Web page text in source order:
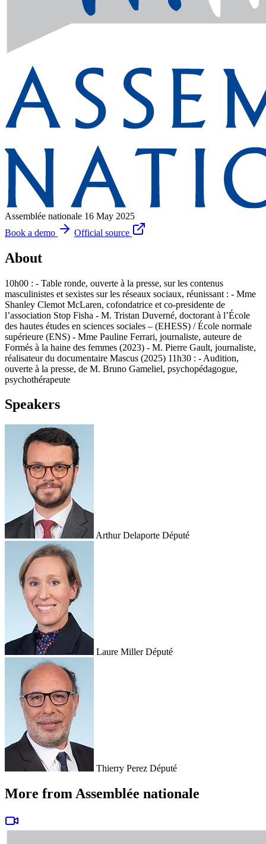
Assemblée nationale 16 May 2025
Book a demo
Official source
About
10h00 : - Table ronde, ouverte à la presse, sur les contenus
masculinistes et sexistes sur les réseaux sociaux, réunissant : - Mme
Shanley Clemot McLaren, cofondatrice et co-presidente de
l’association Stop Fisha - M. Tristan Duverné, doctorant à l’École
des hautes études en sciences sociales – (EHESS) / École normale
supérieure (ENS) - Mme Pauline Ferrari, journaliste, auteure de
Formés à la haine des femmes (2023) - M. Pierre Gault, journaliste,
réalisateur du documentaire Mascus (2025) 11h30 : - Audition,
ouverte à la presse, de M. Bruno Gameliel, psychopédagogue,
psychothérapeute
Speakers
Arthur Delaporte Député
Laure Miller Député
Thierry Perez Député
More from Assemblée nationale